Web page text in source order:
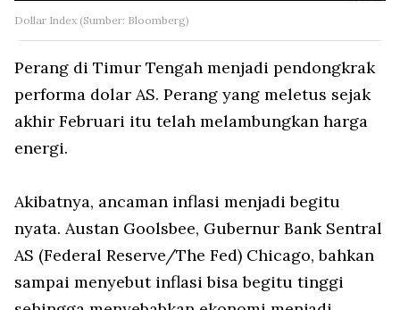
Dollar Index (Sumber: Bloomberg)
Perang di Timur Tengah menjadi pendongkrak
performa dolar AS. Perang yang meletus sejak
akhir Februari itu telah melambungkan harga
energi.
Akibatnya, ancaman inflasi menjadi begitu
nyata. Austan Goolsbee, Gubernur Bank Sentral
AS (Federal Reserve/The Fed) Chicago, bahkan
sampai menyebut inflasi bisa begitu tinggi